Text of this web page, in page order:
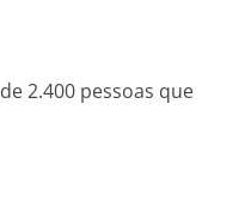
2.400 pessoas que